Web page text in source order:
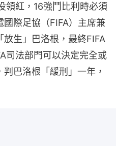
領紅，16強鬥比利時必須
際足協（FIFA）主席兼
放生」巴洛根，最終FIFA
司法部門可以決定完全或
巴洛根「緩刑」一年，